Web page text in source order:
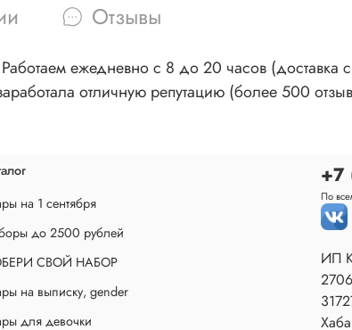
Отзывы
ежедневно с 8 до 20 часов
отличную репутацию (более 500
на 1 сентября
до 2500 рублей
СВОЙ НАБОР
на выписку, gender
для девочки
+7
По
ИП